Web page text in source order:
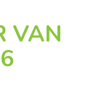
VAN